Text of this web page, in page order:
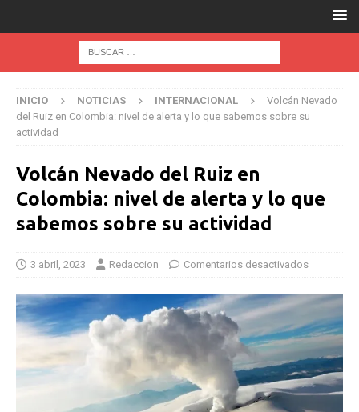
INICIO NOTICIAS INTERNACIONAL
Volcán Nevado
del Ruiz en Colombia: nivel de alerta y lo que sabemos sobre su
actividad
Volcán Nevado del Ruiz en
Colombia: nivel de alerta y lo que
sabemos sobre su actividad
3 abril, 2023 Redaccion Comentarios desactivados